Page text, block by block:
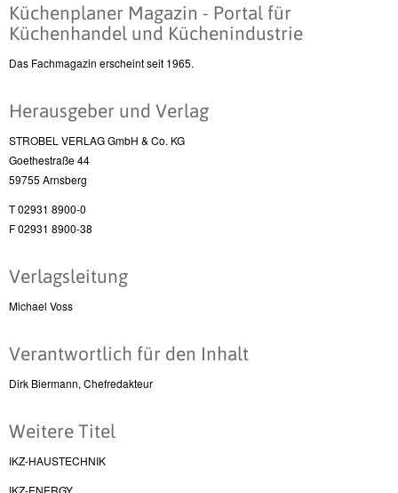
Küchenplaner Magazin - Portal für
Küchenhandel und Küchenindustrie
Das Fachmagazin erscheint seit 1965.
Herausgeber und Verlag
STROBEL VERLAG GmbH & Co. KG
Goethestraße 44
59755 Arnsberg
T 02931 8900-0
F 02931 8900-38
Verlagsleitung
Michael Voss
Verantwortlich für den Inhalt
Dirk Biermann, Chefredakteur
Weitere Titel
IKZ-HAUSTECHNIK
IKZ-ENERGY